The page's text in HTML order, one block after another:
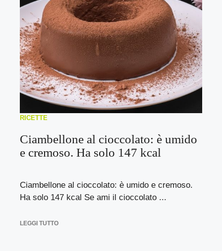
RICETTE
Ciambellone al cioccolato: è umido
e cremoso. Ha solo 147 kcal
Ciambellone al cioccolato: è umido e cremoso.
Ha solo 147 kcal Se ami il cioccolato ...
LEGGI TUTTO